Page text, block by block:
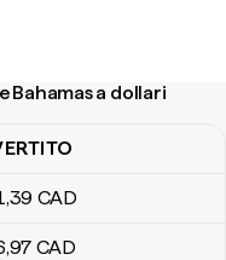
Bahamas a dollari
a dollari canadesi
,39 CAD
,97 CAD